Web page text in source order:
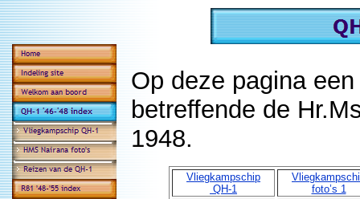
Op deze pagina
betreffende de
1948.
Vliegkampschip
QH-1
foto’s 1